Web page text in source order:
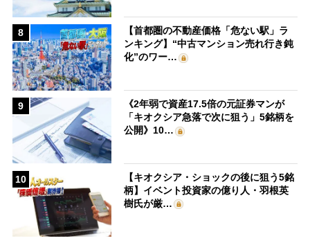
8
【首都圏の不動産価格「危ない駅」ラ
ンキング】“中古マンション売れ行き鈍
化”のワー…
9
《2年弱で資産17.5倍の元証券マンが
「キオクシア急落で次に狙う」5銘柄を
公開》10…
10
【キオクシア・ショックの後に狙う5銘
柄】イベント投資家の億り人・羽根英
樹氏が厳…